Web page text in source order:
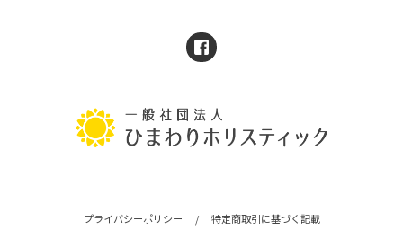
プライバシーポリシー / 特定商取引に基づく記載